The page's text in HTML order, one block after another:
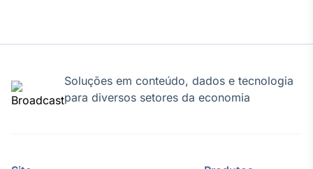
de investimento
Em breve
Soluções em conteúdo, dados e tecnologia
para diversos setores da economia